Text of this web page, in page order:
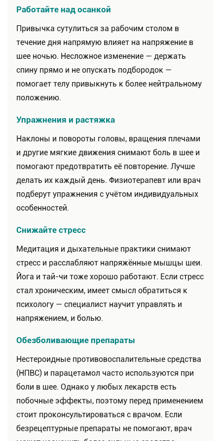
Работайте над осанкой
Привычка сутулиться за рабочим столом в
течение дня напрямую влияет на напряжение в
шее ночью. Несложное изменение — держать
спину прямо и не опускать подбородок —
помогает телу привыкнуть к более нейтральному
положению.
Упражнения и растяжка
Наклоны и повороты головы, вращения плечами
и другие мягкие движения снимают боль в шее и
помогают предотвратить её повторение. Лучше
делать их каждый день. Физиотерапевт или врач
подберут упражнения с учётом индивидуальных
особенностей.
Снижайте стресс
Медитация и дыхательные практики снимают
стресс и расслабляют напряжённые мышцы шеи.
Йога и тай-чи тоже хорошо работают. Если стресс
стал хроническим, имеет смысл обратиться к
психологу — специалист научит управлять и
напряжением, и болью.
Обезболивающие препараты
Нестероидные противовоспалительные средства
(НПВС) и парацетамол часто используются при
боли в шее. Однако у любых лекарств есть
побочные эффекты, поэтому перед применением
стоит проконсультироваться с врачом. Если
безрецептурные препараты не помогают, врач